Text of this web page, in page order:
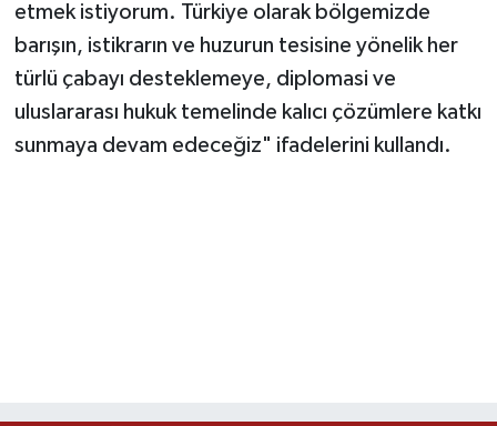
etmek istiyorum. Türkiye olarak bölgemizde
barışın, istikrarın ve huzurun tesisine yönelik her
türlü çabayı desteklemeye, diplomasi ve
uluslararası hukuk temelinde kalıcı çözümlere katkı
sunmaya devam edeceğiz" ifadelerini kullandı.